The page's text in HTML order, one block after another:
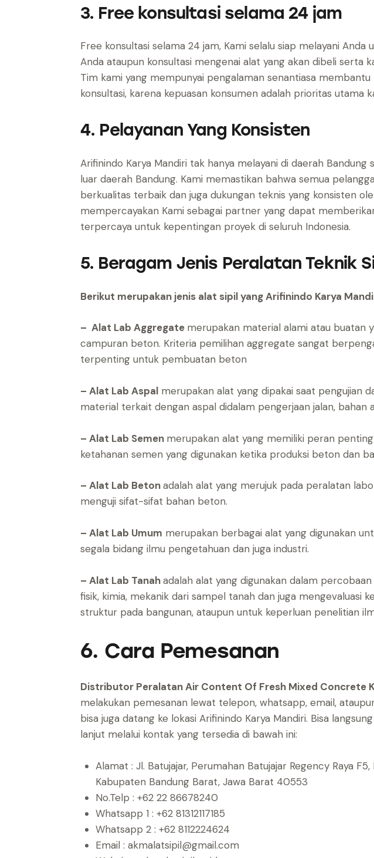
3. Free konsultasi selama 24 jam
Free konsultasi selama 24 jam, Kami selalu siap melayani
Anda ataupun konsultasi mengenai alat yang akan dibeli serta
Tim kami yang mempunyai pengalaman senantiasa
konsultasi, karena kepuasan konsumen adalah prioritas utama
4. Pelayanan Yang Konsisten
Arifinindo Karya Mandiri tak hanya melayani di daerah
luar daerah Bandung. Kami memastikan bahwa semua
berkualitas terbaik dan juga dukungan teknis yang konsisten
mempercayakan Kami sebagai partner yang dapat
terpercaya untuk kepentingan proyek di seluruh Indonesia.
5. Beragam Jenis Peralatan Teknik
Berikut merupakan jenis alat sipil yang Arifinindo Karya
– Alat Lab Aggregate merupakan material alami atau buatan
campuran beton. Kriteria pemilihan aggregate sangat
terpenting untuk pembuatan beton
– Alat Lab Aspal merupakan alat yang dipakai saat pengujian
material terkait dengan aspal didalam pengerjaan jalan, bahan
– Alat Lab Semen merupakan alat yang memiliki peran
ketahanan semen yang digunakan ketika produksi beton dan
– Alat Lab Betonadalah alat yang merujuk pada peralatan
menguji sifat-sifat bahan beton.
– Alat Lab Umum merupakan berbagai alat yang digunakan
segala bidang ilmu pengetahuan dan juga industri.
– Alat Lab Tanahadalah alat yang digunakan dalam
fisik, kimia, mekanik dari sampel tanah dan juga mengevaluasi
struktur pada bangunan, ataupun untuk keperluan penelitian
6. Cara Pemesanan
Distributor Peralatan Air Content Of Fresh Mixed Concrete
melakukan pemesanan lewat telepon, whatsapp, email,
bisa juga datang ke lokasi Arifinindo Karya Mandiri. Bisa
lanjut melalui kontak yang tersedia di bawah ini:
Alamat : Jl. Batujajar, Perumahan Batujajar Regency Raya
Kabupaten Bandung Barat, Jawa Barat 40553
No.Telp : +62 22 86678240
Whatsapp 1 : +62 81312117185
Whatsapp 2 : +62 8112224624
Email : akmalatsipil@gmail.com